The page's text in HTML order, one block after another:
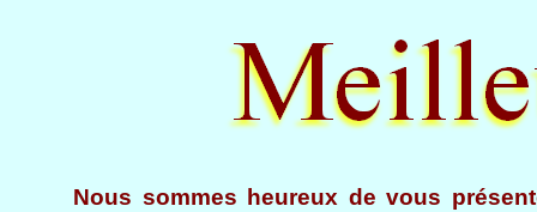
Nous sommes heureux de vous